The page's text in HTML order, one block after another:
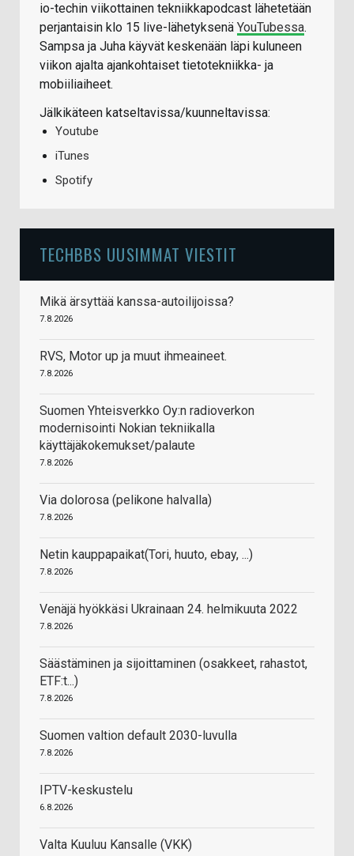
io-techin viikottainen tekniikkapodcast lähetetään
perjantaisin klo 15 live-lähetyksenä YouTubessa.
Sampsa ja Juha käyvät keskenään läpi kuluneen
viikon ajalta ajankohtaiset tietotekniikka- ja
mobiiliaiheet.
Jälkikäteen katseltavissa/kuunneltavissa:
Youtube
iTunes
Spotify
TECHBBS UUSIMMAT VIESTIT
Mikä ärsyttää kanssa-autoilijoissa?
7.8.2026
RVS, Motor up ja muut ihmeaineet.
7.8.2026
Suomen Yhteisverkko Oy:n radioverkon
modernisointi Nokian tekniikalla
käyttäjäkokemukset/palaute
7.8.2026
Via dolorosa (pelikone halvalla)
7.8.2026
Netin kauppapaikat(Tori, huuto, ebay, ...)
7.8.2026
Venäjä hyökkäsi Ukrainaan 24. helmikuuta 2022
7.8.2026
Säästäminen ja sijoittaminen (osakkeet, rahastot,
ETF:t...)
7.8.2026
Suomen valtion default 2030-luvulla
7.8.2026
IPTV-keskustelu
6.8.2026
Valta Kuuluu Kansalle (VKK)